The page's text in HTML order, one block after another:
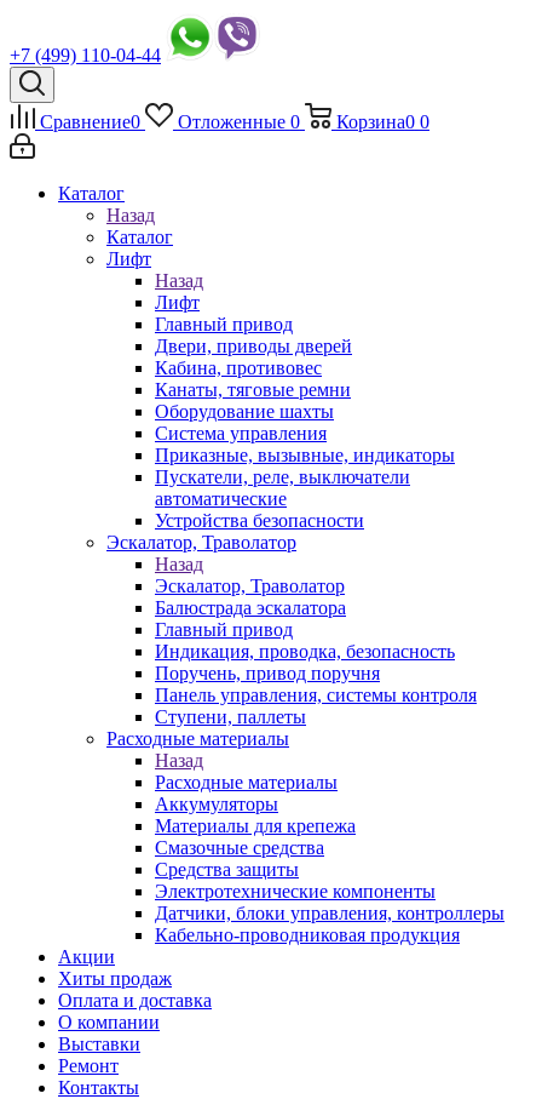
+7 (499) 110-04-44
Сравнение0 Отложенные 0 Корзина0 0
Каталог
Назад
Каталог
Лифт
Назад
Лифт
Главный привод
Двери, приводы дверей
Кабина, противовес
Канаты, тяговые ремни
Оборудование шахты
Система управления
Приказные, вызывные, индикаторы
Пускатели, реле, выключатели
автоматические
Устройства безопасности
Эскалатор, Траволатор
Назад
Эскалатор, Траволатор
Балюстрада эскалатора
Главный привод
Индикация, проводка, безопасность
Поручень, привод поручня
Панель управления, системы контроля
Ступени, паллеты
Расходные материалы
Назад
Расходные материалы
Аккумуляторы
Материалы для крепежа
Смазочные средства
Средства защиты
Электротехнические компоненты
Датчики, блоки управления, контроллеры
Кабельно-проводниковая продукция
Акции
Хиты продаж
Оплата и доставка
О компании
Выставки
Ремонт
Контакты